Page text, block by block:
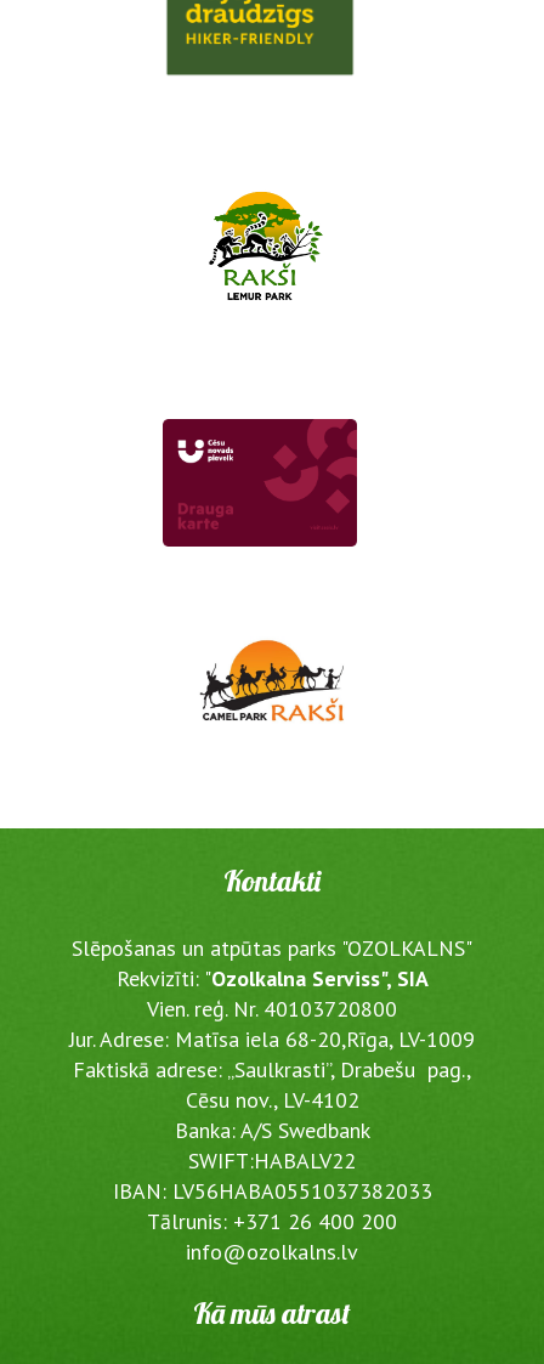
Kontakti
Slēpošanas un atpūtas parks "OZOLKALNS"
Rekvizīti: "Ozolkalna Serviss", SIA
Vien. reģ. Nr. 40103720800
Jur. Adrese: Matīsa iela 68-20,Rīga, LV-1009
Faktiskā adrese: „Saulkrasti”, Drabešu pag.,
Cēsu nov., LV-4102
Banka: A/S Swedbank
SWIFT:HABALV22
IBAN: LV56HABA0551037382033
Tālrunis: +371 26 400 200
info@ozolkalns.lv
Kā mūs atrast